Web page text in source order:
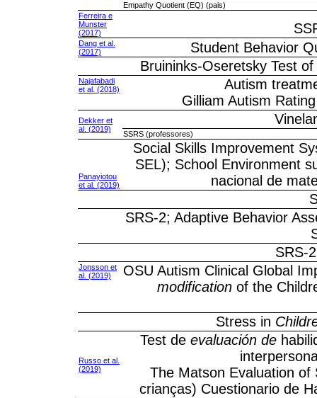
Empathy Quotient (EQ) (pais)
Ferreira e
Munster
(2017)
Dang et al.
(2017)
Student Behavior
Bruininks-Oseretsky Test
Najafabadi
et al. (2018)
Autism
Gilliam Autism
Dekker et
al. (2019)
SSRS (professores)
Panayiotou
et al. (2019)
Social Skills Improvement
SEL); School Environment
nacional de
SRS-2; Adaptive Behavior
SRS-
Jonsson et
al. (2019)
OSU Autism Clinical Global
modification of the
Stress in
Russo et al.
(2019)
Test deevaluación de
The Matson Evaluation of
crianças) Cuestionario de